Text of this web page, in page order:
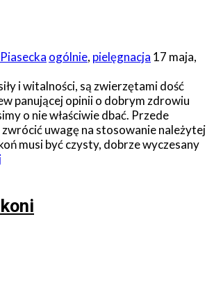
ogólnie, pielęgnacja 17 maja,
i witalności, są zwierzętami dość
panującej opinii o dobrym zdrowiu
o nie właściwie dbać. Przede
uwagę na stosowanie należytej
musi być czysty, dobrze wyczesany